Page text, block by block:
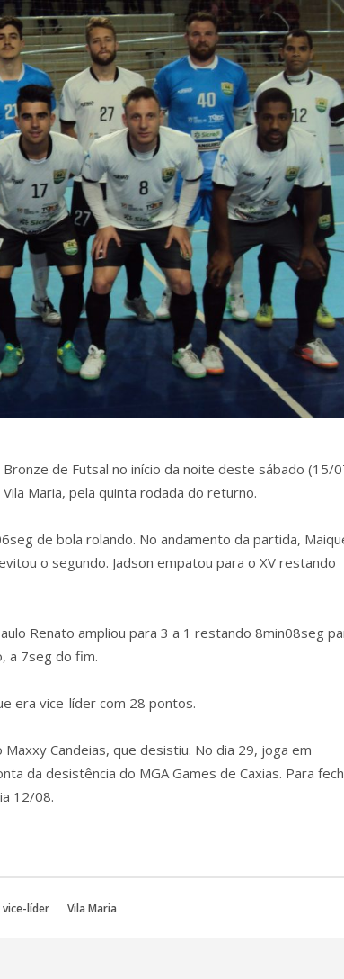
de Futsal no início da noite deste sábado (15/
Maria, pela quinta rodada do returno.
de bola rolando. No andamento da partida,
o segundo. Jadson empatou para o XV restando
Renato ampliou para 3 a 1 restando 8min08seg
a 7seg do fim.
era vice-líder com 28 pontos.
Candeias, que desistiu. No dia 29, joga em
da desistência do MGA Games de Caxias. Para
12/08.
vice-líder Vila Maria